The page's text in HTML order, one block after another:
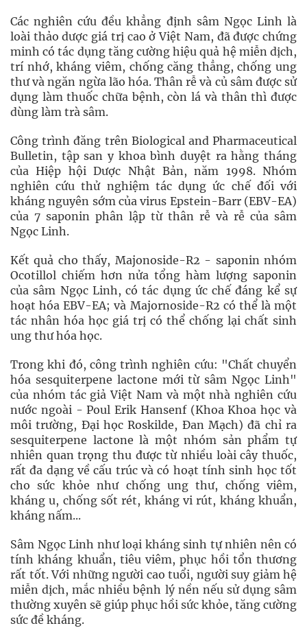
Các nghiên cứu đều khẳng định sâm Ngọc Linh là
loài thảo dược giá trị cao ở Việt Nam, đã được chứng
minh có tác dụng tăng cường hiệu quả hệ miễn dịch,
trí nhớ, kháng viêm, chống căng thẳng, chống ung
thư và ngăn ngừa lão hóa. Thân rễ và củ sâm được sử
dụng làm thuốc chữa bệnh, còn lá và thân thì được
dùng làm trà sâm.
Công trình đăng trên Biological and Pharmaceutical
Bulletin, tập san y khoa bình duyệt ra hằng tháng
của Hiệp hội Dược Nhật Bản, năm 1998. Nhóm
nghiên cứu thử nghiệm tác dụng ức chế đối với
kháng nguyên sớm của virus Epstein-Barr (EBV-EA)
của 7 saponin phân lập từ thân rễ và rễ của sâm
Ngọc Linh.
Kết quả cho thấy, Majonoside-R2 - saponin nhóm
Ocotillol chiếm hơn nửa tổng hàm lượng saponin
của sâm Ngọc Linh, có tác dụng ức chế đáng kể sự
hoạt hóa EBV-EA; và Majornoside-R2 có thể là một
tác nhân hóa học giá trị có thể chống lại chất sinh
ung thư hóa học.
Trong khi đó, công trình nghiên cứu: "Chất chuyển
hóa sesquiterpene lactone mới từ sâm Ngọc Linh"
của nhóm tác giả Việt Nam và một nhà nghiên cứu
nước ngoài - Poul Erik Hansenf (Khoa Khoa học và
môi trường, Đại học Roskilde, Đan Mạch) đã chỉ ra
sesquiterpene lactone là một nhóm sản phẩm tự
nhiên quan trọng thu được từ nhiều loài cây thuốc,
rất đa dạng về cấu trúc và có hoạt tính sinh học tốt
cho sức khỏe như chống ung thư, chống viêm,
kháng u, chống sốt rét, kháng vi rút, kháng khuẩn,
kháng nấm...
Sâm Ngọc Linh như loại kháng sinh tự nhiên nên có
tính kháng khuẩn, tiêu viêm, phục hồi tổn thương
rất tốt. Với những người cao tuổi, người suy giảm hệ
miễn dịch, mắc nhiều bệnh lý nền nếu sử dụng sâm
thường xuyên sẽ giúp phục hồi sức khỏe, tăng cường
sức đề kháng.